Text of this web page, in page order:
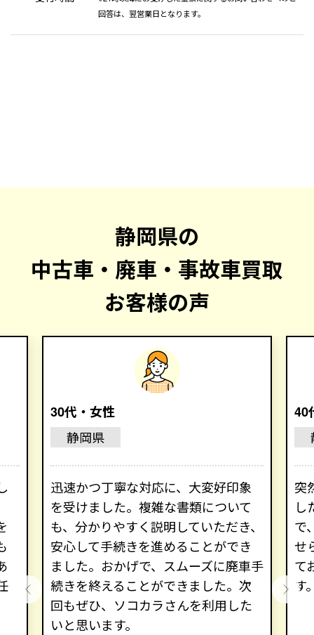
回答は、翌営業日となります。
静岡県の
中古車・廃車・事故車買取
お客様の声
30代・女性
静岡県
迅速かつ丁寧な対応に、大変好印象
を受けました。複雑な書類について
も、分かりやすく説明していただき、
安心して手続きを進めることができ
ました。おかげで、スムーズに廃車手
続きを終えることができました。次
回もぜひ、ソコカラさんを利用した
いと思います。
40
突
し
で
せ
て
す